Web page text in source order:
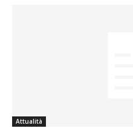
Attualità